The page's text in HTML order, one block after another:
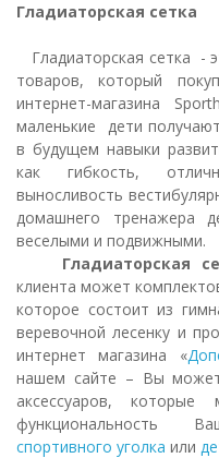
Гладиаторская сетка
Гладиаторская сетка -
товаров, который
интернет-магазина
маленькие дети
в будущем навыки
как гибкость,
выносливость
домашнего тренажера
веселыми и подвижными.
Гладиаторская
клиента может
которое состоит из
веревочной лесенку и
интернет магазина «
нашем сайте – Вы
аксессуаров, которые
функциональность
спортивного уголка или